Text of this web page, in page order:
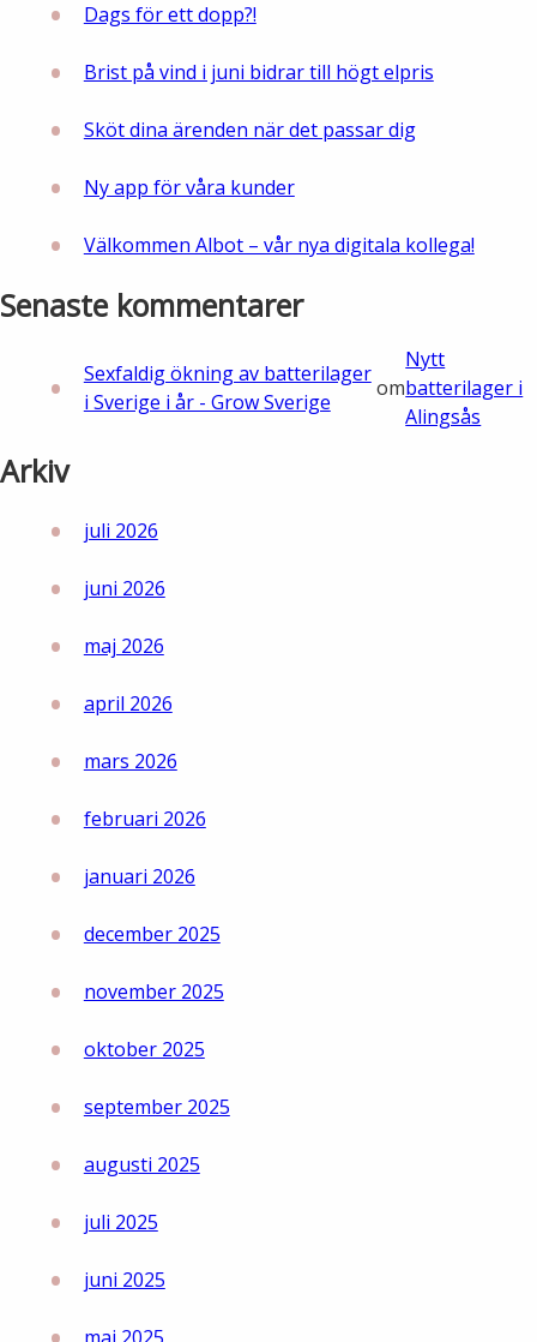
Årsredovisning
Visselblåsarfunktion
Dags för ett dopp?!
Brist på vind i juni bidrar till högt elpris
Sköt dina ärenden när det passar dig
Ny app för våra kunder
Välkommen Albot – vår nya digitala kollega!
Senaste kommentarer
Sexfaldig ökning av batterilager
i Sverige i år - Grow Sverige
om
Nytt
batterilager i
Alingsås
Arkiv
juli 2026
juni 2026
maj 2026
april 2026
mars 2026
februari 2026
januari 2026
december 2025
november 2025
oktober 2025
september 2025
augusti 2025
juli 2025
juni 2025